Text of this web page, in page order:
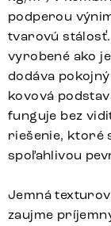
podperou
tvarovú stálosť.
vyrobené ako
dodáva
kovová
funguje bez
riešenie, ktoré
spoľahlivou
Jemná
zaujme